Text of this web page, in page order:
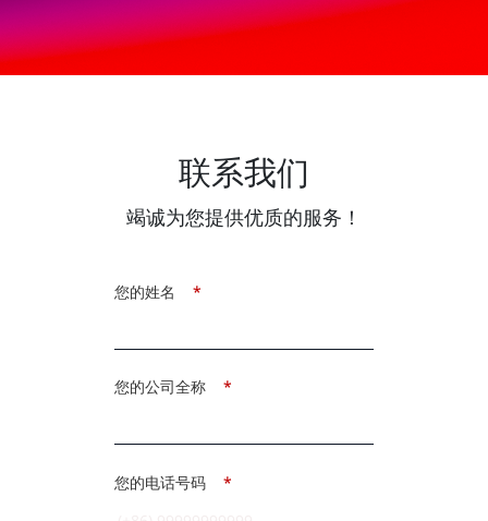
联系我们
竭诚为您提供优质的服务！
*
您的姓名
*
您的公司全称
*
您的电话号码